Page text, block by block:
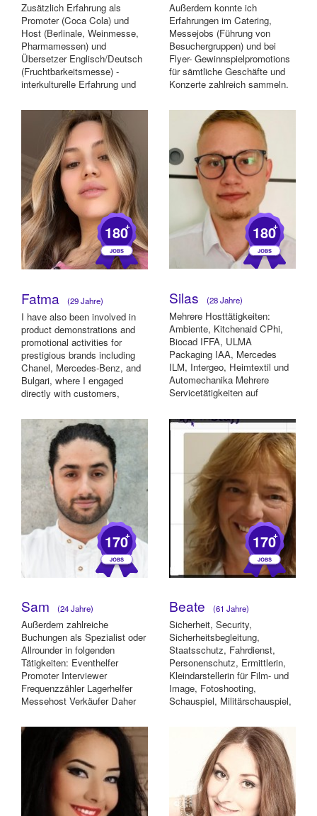
Zusätzlich Erfahrung als
Promoter (Coca Cola) und
Host (Berlinale, Weinmesse,
Pharmamessen) und
Übersetzer Englisch/Deutsch
(Fruchtbarkeitsmesse) -
interkulturelle Erfahrung und
Außerdem konnte ich
Erfahrungen im Catering,
Messejobs (Führung von
Besuchergruppen) und bei
Flyer- Gewinnspielpromotions
für sämtliche Geschäfte und
Konzerte zahlreich sammeln.
180+
Fatma (29 Jahre)
I have also been involved in
product demonstrations and
promotional activities for
prestigious brands including
Chanel, Mercedes-Benz, and
Bulgari, where I engaged
directly with customers,
180+
Silas (28 Jahre)
Mehrere Hosttätigkeiten:
Ambiente, Kitchenaid CPhi,
Biocad IFFA, ULMA
Packaging IAA, Mercedes
ILM, Intergeo, Heimtextil und
Automechanika Mehrere
Servicetätigkeiten auf
...
170+
Sam (24 Jahre)
Außerdem zahlreiche
Buchungen als Spezialist oder
Allrounder in folgenden
Tätigkeiten: Eventhelfer
Promoter Interviewer
Frequenzzähler Lagerhelfer
Messehost Verkäufer Daher
170+
Beate (61 Jahre)
Sicherheit, Security,
Sicherheitsbegleitung,
Staatsschutz, Fahrdienst,
Personenschutz, Ermittlerin,
Kleindarstellerin für Film- und
Image, Fotoshooting,
Schauspiel, Militärschauspiel,